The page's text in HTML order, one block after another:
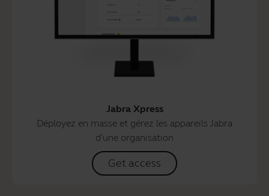
Jabra Xpress
Déployez en masse et gérez les appareils Jabra
d'une organisation
Get access